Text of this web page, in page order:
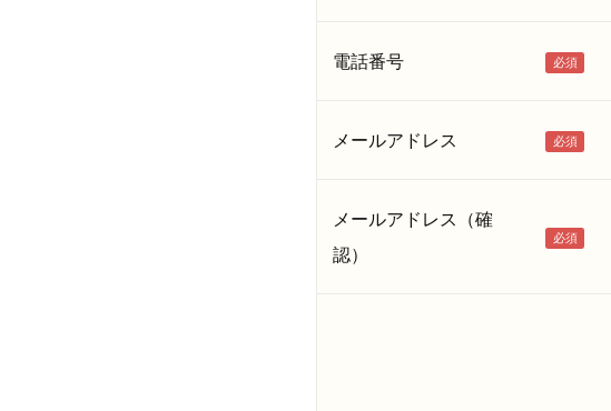
電話番号
メールアドレス
メールアドレス（確
認）